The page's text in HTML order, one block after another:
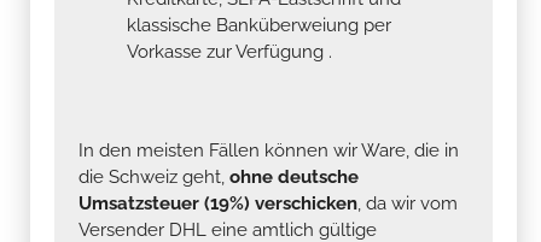
klassische Banküberweiung per
Vorkasse zur Verfügung .
In den meisten Fällen können wir Ware, die in
die Schweiz geht, ohne deutsche
Umsatzsteuer (19%) verschicken, da wir vom
Versender DHL eine amtlich gültige